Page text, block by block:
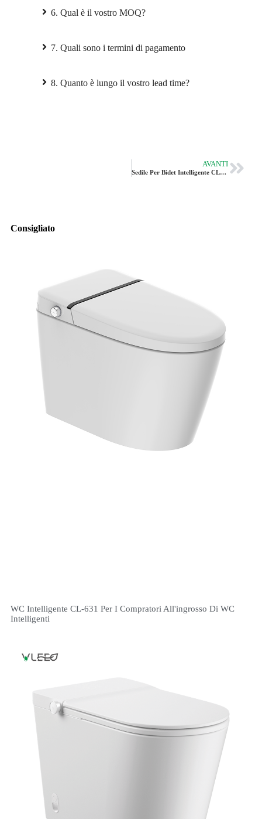
6. Qual è il vostro MOQ?
7. Quali sono i termini di pagamento
8. Quanto è lungo il vostro lead time?
AVANTI
Sedile Per Bidet Intelligente CL-K2 Di Vleeo
Consigliato
WC Intelligente CL-631 Per I Compratori All'ingrosso Di WC
Intelligenti